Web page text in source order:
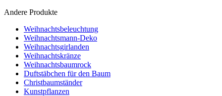
Andere Produkte
Weihnachtsbeleuchtung
Weihnachtsmann-Deko
Weihnachtsgirlanden
Weihnachtskränze
Weihnachtsbaumrock
Duftstäbchen für den Baum
Christbaumständer
Kunstpflanzen